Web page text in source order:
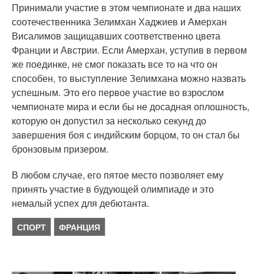
Принимали участие в этом чемпионате и два наших
соотечественника Зелимхан Хаджиев и Амерхан
Висалимов защищавших соответственно цвета
Франции и Австрии. Если Амерхан, уступив в первом
же поединке, не смог показать все то на что он
способен, то выступление Зелимхана можно назвать
успешным. Это его первое участие во взрослом
чемпионате мира и если бы не досадная оплошность,
которую он допустил за несколько секунд до
завершения боя с индийским борцом, то он стал бы
бронзовым призером.
В любом случае, его пятое место позволяет ему
принять участие в будующей олимпиаде и это
немалый успех для дебютанта.
СПОРТ ФРАНЦИЯ